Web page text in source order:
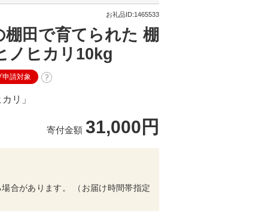
ッ
プ
お礼品ID:1465533
田で育てられた 棚
ヒカリ10kg
申請対象
リ」
寄付金額 31,000円
合があります。 （お届け時間帯指定